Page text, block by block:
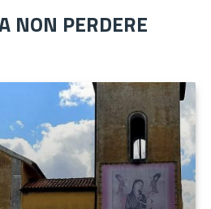
NON PERDERE